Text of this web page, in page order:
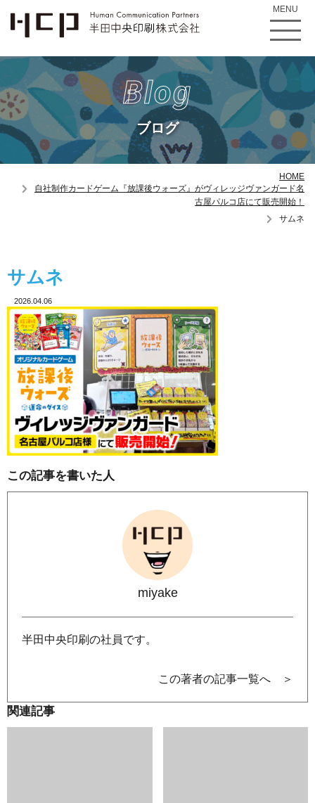
MENU
Blog
ブログ
HOME
自社制作カードゲーム『放課後ウォーズ』がヴィレッジヴァンガード名
古屋パルコ店にて販売開始！
サムネ
サムネ
2026.04.06
この記事を書いた人
miyake
半田中央印刷の社員です。
この著者の記事一覧へ ＞
関連記事